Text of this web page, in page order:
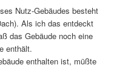
Nutz-Gebäudes besteht
Als ich das entdeckt
das Gebäude noch eine
enthält.
enthalten ist, müßte